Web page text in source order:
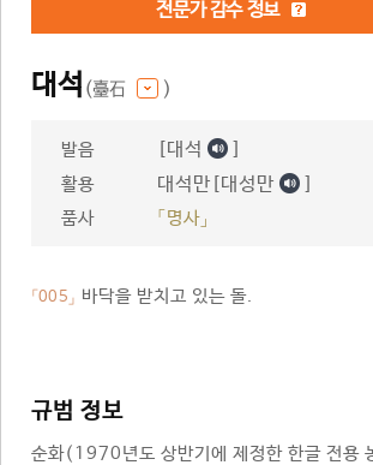
전문가 감수 정보
대석 (臺石 )
발음 [대석 ]
활용 대석만[대성만 ]
품사 「명사」
「005」 바닥을 받치고 있는 돌.
규범 정보
순화(1970년도 상반기에 제정한 한글 전